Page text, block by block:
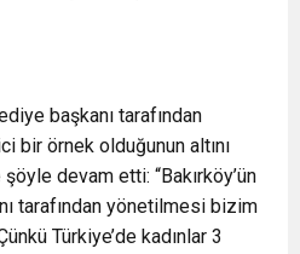
başkanı tarafından
bir örnek olduğunun altını
devam etti: “Bakırköy’ün
tarafından yönetilmesi bizim
Türkiye’de kadınlar 3